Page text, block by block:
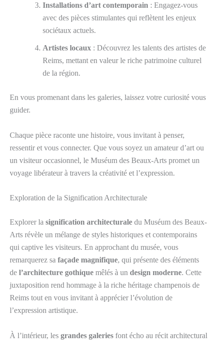
Installations d’art contemporain : Engagez-vous
avec des pièces stimulantes qui reflètent les enjeux
sociétaux actuels.
Artistes locaux : Découvrez les talents des artistes de
Reims, mettant en valeur le riche patrimoine culturel
de la région.
En vous promenant dans les galeries, laissez votre curiosité vous
guider.
Chaque pièce raconte une histoire, vous invitant à penser,
ressentir et vous connecter. Que vous soyez un amateur d’art ou
un visiteur occasionnel, le Muséum des Beaux-Arts promet un
voyage libérateur à travers la créativité et l’expression.
Exploration de la Signification Architecturale
Explorer la signification architecturale du Muséum des Beaux-
Arts révèle un mélange de styles historiques et contemporains
qui captive les visiteurs. En approchant du musée, vous
remarquerez sa façade magnifique, qui présente des éléments
de l’architecture gothique mêlés à un design moderne. Cette
juxtaposition rend hommage à la riche héritage champenois de
Reims tout en vous invitant à apprécier l’évolution de
l’expression artistique.
À l’intérieur, les grandes galeries font écho au récit architectural